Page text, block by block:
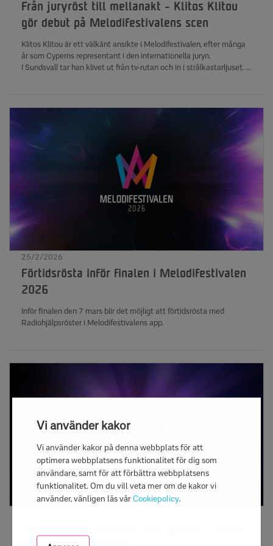
Vi använder kakor
Vi använder kakor på denna webbplats för att
optimera webbplatsens funktionalitet för dig som
användare, samt för att förbättra webbplatsens
funktionalitet. Om du vill veta mer om de kakor vi
använder, vänligen läs vårCookiepolicy.
Från juryröst till mellanakt - Klitos Klitou
gör debut på Melodifestivalens scen
Klitos Klitou är ett välkänt ansikte i Melodifestivalen, efter många
år som Cyperns representant i den internationella juryn.
I Sundsvall tar han klivet ut från tv-rutan och in i strålkastarljuset. I
25/2/2026
Förtidsrösta inför finalen i Melodifestivalen
2026
Inför finalen den 7 mars blir det möjligt att förtidsrösta med
Radiohjälpsröster i Melodifestivalens app.